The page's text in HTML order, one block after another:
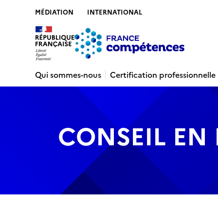
MÉDIATION INTERNATIONAL
Qui sommes-nous Certification professionnelle
CONSEIL EN